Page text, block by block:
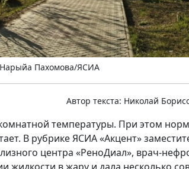
Пахомова/ЯСИА
Автор текста: Николай
температуры. При этом
В рубрике ЯСИА «Акцент»
центра «РеноДиал», врач-